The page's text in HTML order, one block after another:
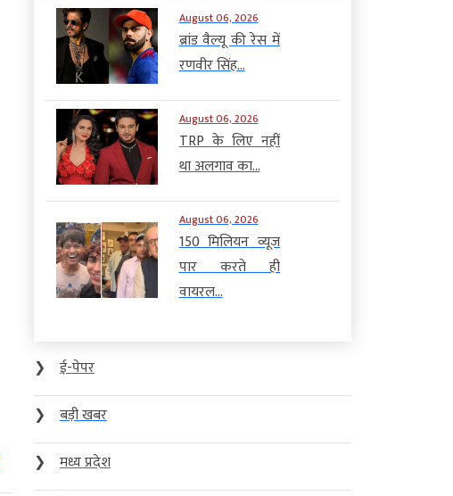
August 06, 2026
ब्रांड वैल्यू की रेस में
रणवीर सिंह...
August 06, 2026
TRP के लिए नहीं
था अलगाव का...
August 06, 2026
150 मिलियन व्यूज
पार करते ही
वायरल...
❯
ई-पेपर
❯
बड़ी खबर
❯
मध्य प्रदेश